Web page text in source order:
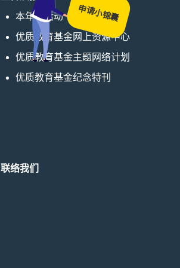
申请小锦囊
本年度活动
优质教育基金网上资源中心
优质教育基金主题网络计划
优质教育基金纪念特刊
联络我们